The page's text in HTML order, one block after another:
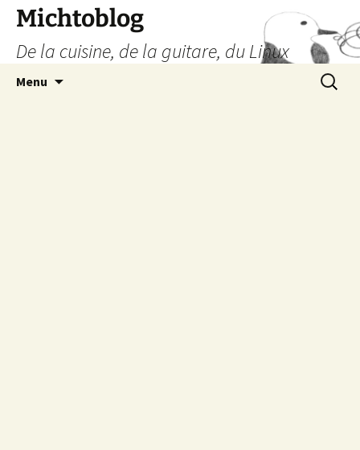
Aller
contenu
Michtoblog
De la cuisine, de la guitare, du Linux
Menu